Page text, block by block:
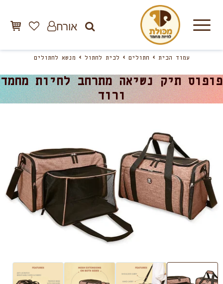
אורח
עמוד הבית חתולים לבית לחתול מנשא לחתולים
פופוס תיק נשיאה מתרחב לחיות מחמד
ורוד